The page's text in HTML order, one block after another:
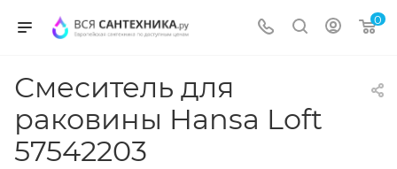
0
Смеситель для
раковины Hansa Loft
57542203